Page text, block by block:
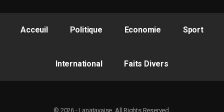
Acceuil Politique Economie Sport
International Faits Divers
© 2026 - Lanatayaise. All Rights Reserved.